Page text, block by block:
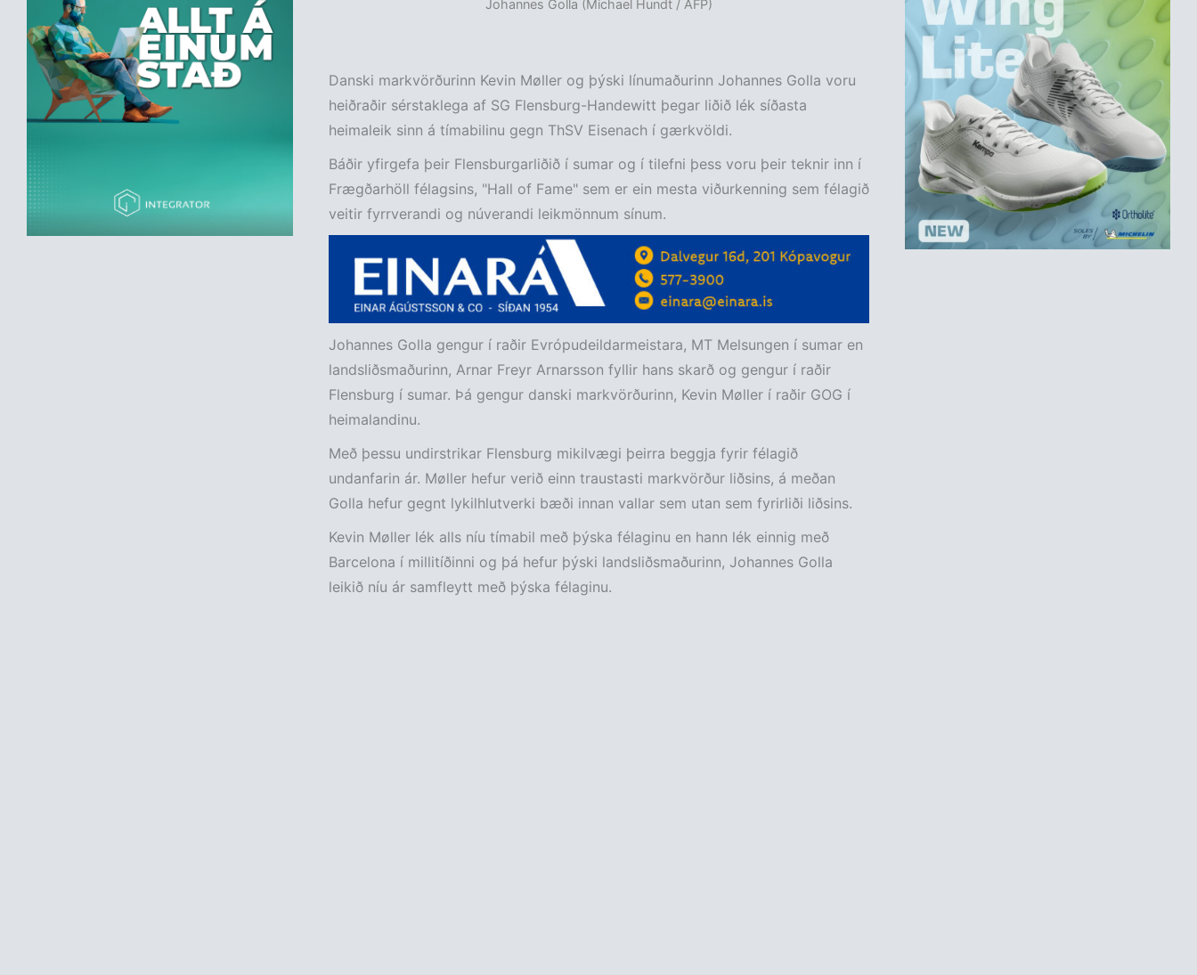
Johannes Golla (Michael Hundt / AFP)
Danski markvörðurinn Kevin Møller og þýski línumaðurinn Johannes Golla voru
heiðraðir sérstaklega af SG Flensburg-Handewitt þegar liðið lék síðasta
heimaleik sinn á tímabilinu gegn ThSV Eisenach í gærkvöldi.
Báðir yfirgefa þeir Flensburgarliðið í sumar og í tilefni þess voru þeir teknir inn í
Frægðarhöll félagsins, "Hall of Fame" sem er ein mesta viðurkenning sem félagið
veitir fyrrverandi og núverandi leikmönnum sínum.
Johannes Golla gengur í raðir Evrópudeildarmeistara, MT Melsungen í sumar en
landsliðsmaðurinn, Arnar Freyr Arnarsson fyllir hans skarð og gengur í raðir
Flensburg í sumar. Þá gengur danski markvörðurinn, Kevin Møller í raðir GOG í
heimalandinu.
Með þessu undirstrikar Flensburg mikilvægi þeirra beggja fyrir félagið
undanfarin ár. Møller hefur verið einn traustasti markvörður liðsins, á meðan
Golla hefur gegnt lykilhlutverki bæði innan vallar sem utan sem fyrirliði liðsins.
Kevin Møller lék alls níu tímabil með þýska félaginu en hann lék einnig með
Barcelona í millitíðinni og þá hefur þýski landsliðsmaðurinn, Johannes Golla
leikið níu ár samfleytt með þýska félaginu.